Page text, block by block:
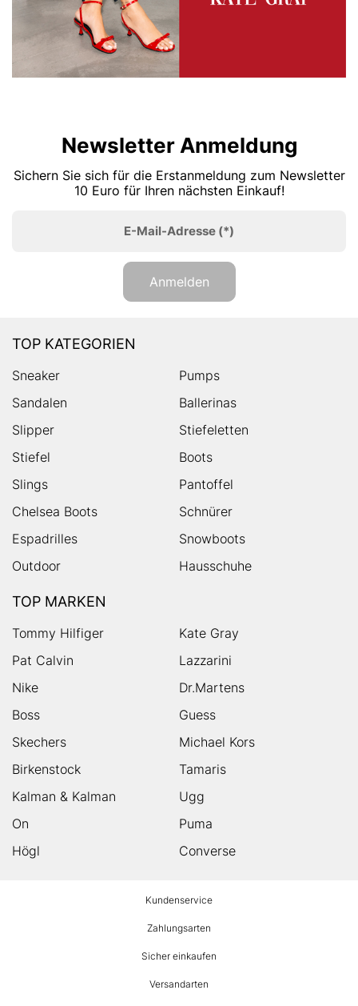
Newsletter Anmeldung
Sichern Sie sich für die Erstanmeldung zum Newsletter
10 Euro für Ihren nächsten Einkauf!
E-Mail-Adresse (*)
Anmelden
TOP KATEGORIEN
Sneaker
Pumps
Sandalen
Ballerinas
Slipper
Stiefeletten
Stiefel
Boots
Slings
Pantoffel
Chelsea Boots
Schnürer
Espadrilles
Snowboots
Outdoor
Hausschuhe
TOP MARKEN
Tommy Hilfiger
Kate Gray
Pat Calvin
Lazzarini
Nike
Dr.Martens
Boss
Guess
Skechers
Michael Kors
Birkenstock
Tamaris
Kalman & Kalman
Ugg
On
Puma
Högl
Converse
Kundenservice
Zahlungsarten
Sicher einkaufen
Versandarten